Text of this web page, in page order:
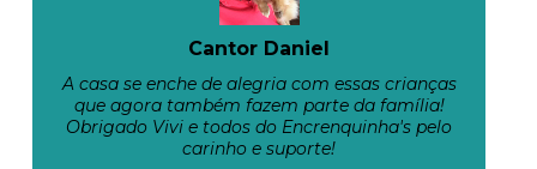
Cantor Daniel
A casa se enche de alegria com essas crianças
que agora também fazem parte da família!
Obrigado Vivi e todos do Encrenquinha's pelo
carinho e suporte!